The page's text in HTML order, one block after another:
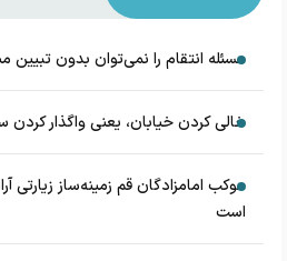
مسئله انتقام را نمی‌توان بدون تبیین
خالی کردن خیابان، یعنی واگذار
موکب امامزادگان قم زمینه‌ساز زیارتی
است